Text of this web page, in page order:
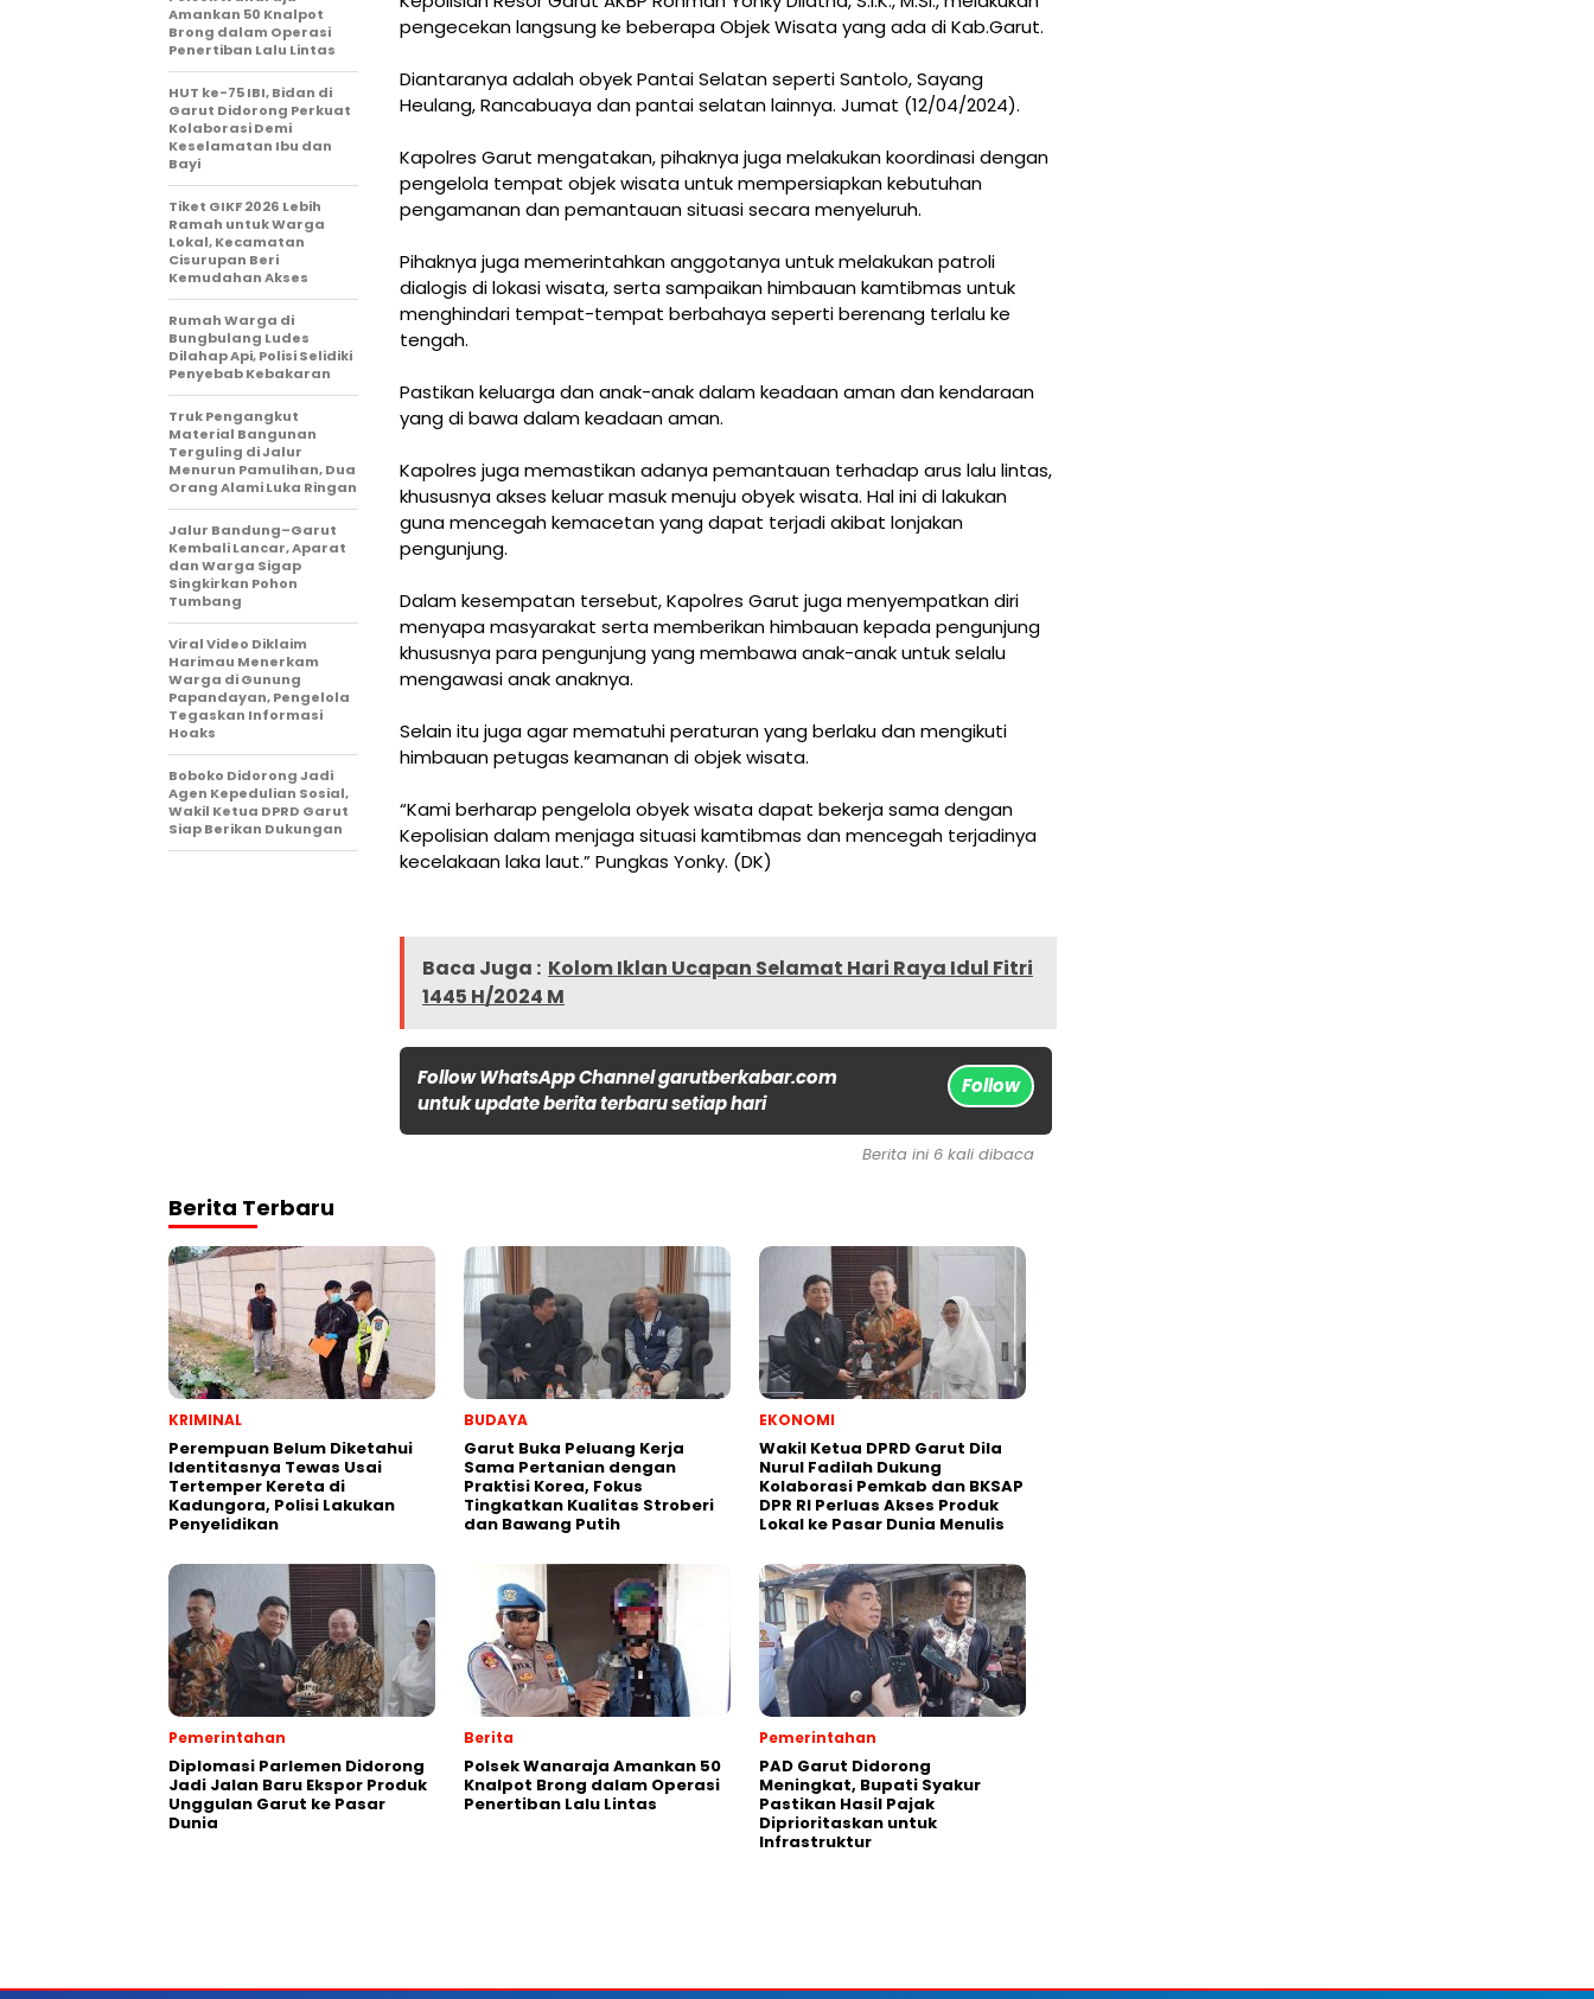
pengecekan langsung ke beberapa Objek Wisata yang ada di Kab.Garut.
Diantaranya adalah obyek Pantai Selatan seperti Santolo, Sayang
Heulang, Rancabuaya dan pantai selatan lainnya. Jumat (12/04/2024).
Kapolres Garut mengatakan, pihaknya juga melakukan koordinasi dengan
pengelola tempat objek wisata untuk mempersiapkan kebutuhan
pengamanan dan pemantauan situasi secara menyeluruh.
Pihaknya juga memerintahkan anggotanya untuk melakukan patroli
dialogis di lokasi wisata, serta sampaikan himbauan kamtibmas untuk
menghindari tempat-tempat berbahaya seperti berenang terlalu ke
tengah.
Pastikan keluarga dan anak-anak dalam keadaan aman dan kendaraan
yang di bawa dalam keadaan aman.
Kapolres juga memastikan adanya pemantauan terhadap arus lalu lintas,
khususnya akses keluar masuk menuju obyek wisata. Hal ini di lakukan
guna mencegah kemacetan yang dapat terjadi akibat lonjakan
pengunjung.
Dalam kesempatan tersebut, Kapolres Garut juga menyempatkan diri
menyapa masyarakat serta memberikan himbauan kepada pengunjung
khususnya para pengunjung yang membawa anak-anak untuk selalu
mengawasi anak anaknya.
Selain itu juga agar mematuhi peraturan yang berlaku dan mengikuti
himbauan petugas keamanan di objek wisata.
“Kami berharap pengelola obyek wisata dapat bekerja sama dengan
Kepolisian dalam menjaga situasi kamtibmas dan mencegah terjadinya
kecelakaan laka laut.” Pungkas Yonky. (DK)
Baca Juga : Kolom Iklan Ucapan Selamat Hari Raya Idul Fitri
1445 H/2024 M
Follow WhatsApp Channel garutberkabar.com
untuk update berita terbaru setiap hari
Follow
Amankan 50 Knalpot
Brong dalam Operasi
Penertiban Lalu Lintas
HUT ke-75 IBI, Bidan di
Garut Didorong Perkuat
Kolaborasi Demi
Keselamatan Ibu dan
Bayi
Tiket GIKF 2026 Lebih
Ramah untuk Warga
Lokal, Kecamatan
Cisurupan Beri
Kemudahan Akses
Rumah Warga di
Bungbulang Ludes
Dilahap Api, Polisi Selidiki
Penyebab Kebakaran
Truk Pengangkut
Material Bangunan
Terguling di Jalur
Menurun Pamulihan, Dua
Orang Alami Luka Ringan
Jalur Bandung–Garut
Kembali Lancar, Aparat
dan Warga Sigap
Singkirkan Pohon
Tumbang
Viral Video Diklaim
Harimau Menerkam
Warga di Gunung
Papandayan, Pengelola
Tegaskan Informasi
Hoaks
Boboko Didorong Jadi
Agen Kepedulian Sosial,
Wakil Ketua DPRD Garut
Siap Berikan Dukungan
Berita ini 6 kali dibaca
Berita Terbaru
KRIMINAL
Perempuan Belum Diketahui
Identitasnya Tewas Usai
Tertemper Kereta di
Kadungora, Polisi Lakukan
Penyelidikan
BUDAYA
Garut Buka Peluang Kerja
Sama Pertanian dengan
Praktisi Korea, Fokus
Tingkatkan Kualitas Stroberi
dan Bawang Putih
EKONOMI
Wakil Ketua DPRD Garut Dila
Nurul Fadilah Dukung
Kolaborasi Pemkab dan BKSAP
DPR RI Perluas Akses Produk
Lokal ke Pasar Dunia Menulis
Pemerintahan
Diplomasi Parlemen Didorong
Jadi Jalan Baru Ekspor Produk
Unggulan Garut ke Pasar
Dunia
Berita
Polsek Wanaraja Amankan 50
Knalpot Brong dalam Operasi
Penertiban Lalu Lintas
Pemerintahan
PAD Garut Didorong
Meningkat, Bupati Syakur
Pastikan Hasil Pajak
Diprioritaskan untuk
Infrastruktur